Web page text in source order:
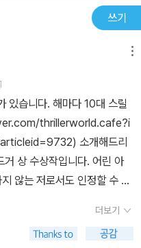
법무부는 매뉴얼대로만 움
인 욕심이라고 여겼다. 본인
정도는 인정했다. 그럼 나머
의 성향 때문이었다. 카드, 체
은 캘꾼이 자신처럼 이 사태
들을 게임 말처럼 플레이 중
이 있고, 그 룰에 따라 역전도
에 난관이 닥칠 때마다 게임
참 새로웠다. 내가 보드게임
이 왔다 갔다 하는 모습이 재
대면서도 디버의 스탠드얼론
믿어 의심치 않으며 《링컨
꼼꼼하게 읽어보고 싶다. 그
》도 함께 말이다. 잘 만들어
못하게 하는 마력이 있다. 때
장을 줄 수도(?) 있다. 하지만
나나 봤으면 하는 나름의 호
직업에 대한 이야기. 혼동하
다. 세상에는 필요하지 않은
재한다. 게다가 그 직업의 마
도 있다. 그런데 세상엔 가끔
내는 살짝 정신이 모자란 이
공식적으로만(!) 떠드는 세
흘렸을 번역가를 생각하면 별
결과물이었을 '칠꾼'이니 '캘
해도 민망스럽다. 차라리 '집
편이 낫지 않았을까...
. 현직 경관으로서 허리에 차
울증 증세로 오락가락하는
어맨더, 동생과 남편, 의붓딸
전체작전을 관장하고자 하
제는 넘쳐납니다. 단순히 보
리는 자들을 찾아내려는 코르
덕분에 가능성을 하나씩 제
나는데, 인간이 갖고 있는 한
수 없는 상황입니다. 121208
쓰기
있습니다. 해마다 10대 스릴
thrillerworld.cafe?i
소개해드리
상 수상작입니다. 어린 아
않는 저로서도 인정할 수 밖
감정의 과잉이 있을지도 모
의 전개로 늘어지지 않고 스
더보기